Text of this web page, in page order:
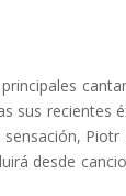
sus recientes
desde